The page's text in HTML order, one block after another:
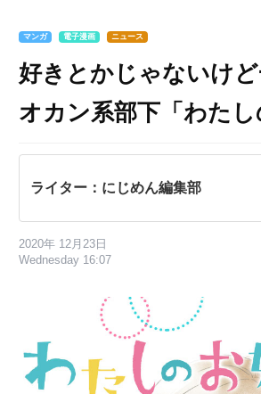
マンガ 電子漫画 ニュース
好きとかじゃないけ
オカン系部下「わた
ライター：にじめん編集部
2020年 12月23日
Wednesday 16:07